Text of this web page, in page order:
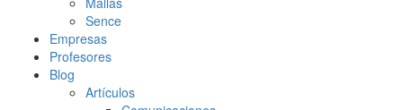
Sence
Empresas
Profesores
Blog
Artículos